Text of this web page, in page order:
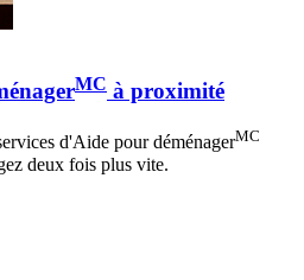
MC à proximité
d'Aide pour déménagerMC
deux fois plus vite.